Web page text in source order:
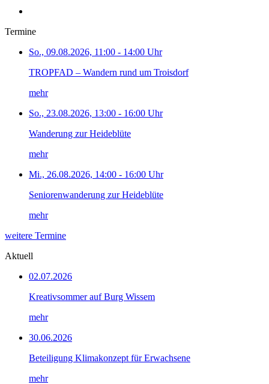
Termine
So., 09.08.2026, 11:00 - 14:00 Uhr
TROPFAD – Wandern rund um Troisdorf
mehr
So., 23.08.2026, 13:00 - 16:00 Uhr
Wanderung zur Heideblüte
mehr
Mi., 26.08.2026, 14:00 - 16:00 Uhr
Seniorenwanderung zur Heideblüte
mehr
weitere Termine
Aktuell
02.07.2026
Kreativsommer auf Burg Wissem
mehr
30.06.2026
Beteiligung Klimakonzept für Erwachsene
mehr